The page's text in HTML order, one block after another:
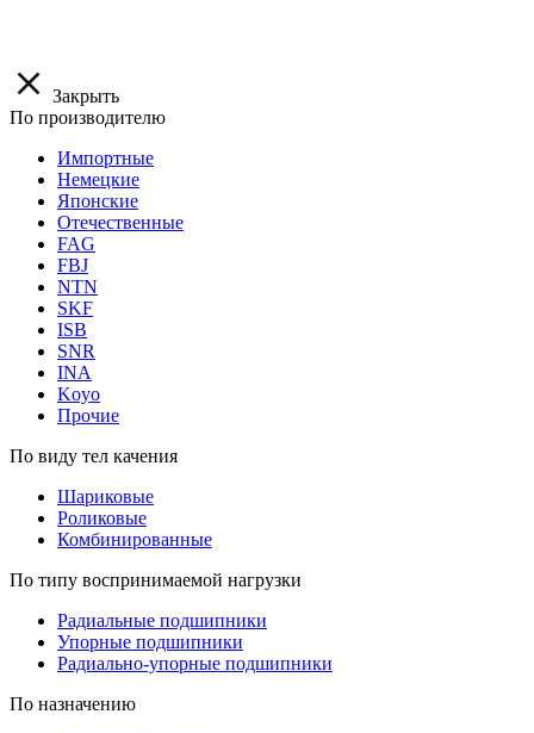
Закрыть
По производителю
Импортные
Немецкие
Японские
Отечественные
FAG
FBJ
NTN
SKF
ISB
SNR
INA
Koyo
Прочие
По виду тел качения
Шариковые
Роликовые
Комбинированные
По типу воспринимаемой нагрузки
Радиальные подшипники
Упорные подшипники
Радиально-упорные подшипники
По назначению